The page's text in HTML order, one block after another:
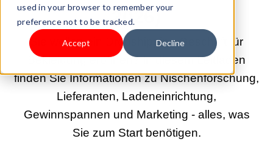
used in your browser to remember your
preference not to be tracked.
Accept Decline
2026)
Sie wollen ein Dropshipping-Geschäft für
Bekleidung eröffnen? In diesem Leitfaden
finden Sie Informationen zu Nischenforschung,
Lieferanten, Ladeneinrichtung,
Gewinnspannen und Marketing - alles, was
Sie zum Start benötigen.